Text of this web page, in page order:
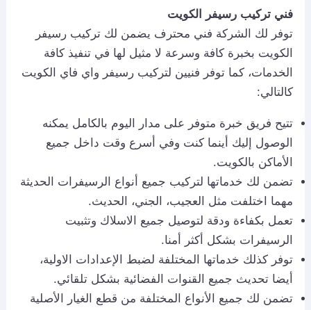
فني تركيب رسيفر الكويت
توفر لك الشركة فني محترف يضمن لك تركيب رسيفر
الكويت بخبرة كافة وسرعة لا مثيل لها في تنفيذ كافة
الخدمات، كما توفر فنيين لتركيب رسيفر واي فاي الكويت
كالتالي:
تتيح فريق خبرة متوفر على مدار اليوم بالكامل يمكنه
الوصول إليك أينما كنت وفي أسرع وقت داخل جميع
الأماكن بالكويت.
تضمن لك خدماتها لتركيب جميع أنواع الرسيفرات الحديثة
مهما اختلفت مثل العجيب، الجني، الحديث.
تعمل بكفاءة ودقة لتوصيل جميع الاسلاك وتثبيت
الرسيفرات بشكل أكثر أمنا.
توفر كذلك خدماتها المختلفة لضبط الإعدادات الاولية،
أيضا تحديث جميع القنوات الفضائية بشكل تلقائي.
تضمن لك جميع الأنواع المختلفة من قطع الغيار الأصلية